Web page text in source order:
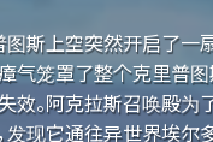
图斯上空突然开启了一
气笼罩了整个克里普图
效。阿克拉斯召唤殿为
发现它通往异世界埃尔